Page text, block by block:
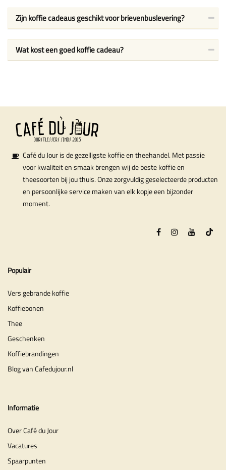
Zijn koffie cadeaus geschikt voor brievenbuslevering?
Wat kost een goed koffie cadeau?
Café du Jour is de gezelligste koffie en theehandel. Met passie
voor kwaliteit en smaak brengen wij de beste koffie en
theesoorten bij jou thuis. Onze zorgvuldig geselecteerde producten
en persoonlijke service maken van elk kopje een bijzonder
moment.
Populair
Vers gebrande koffie
Koffiebonen
Thee
Geschenken
Koffiebrandingen
Blog van Cafedujour.nl
Informatie
Over Café du Jour
Vacatures
Spaarpunten